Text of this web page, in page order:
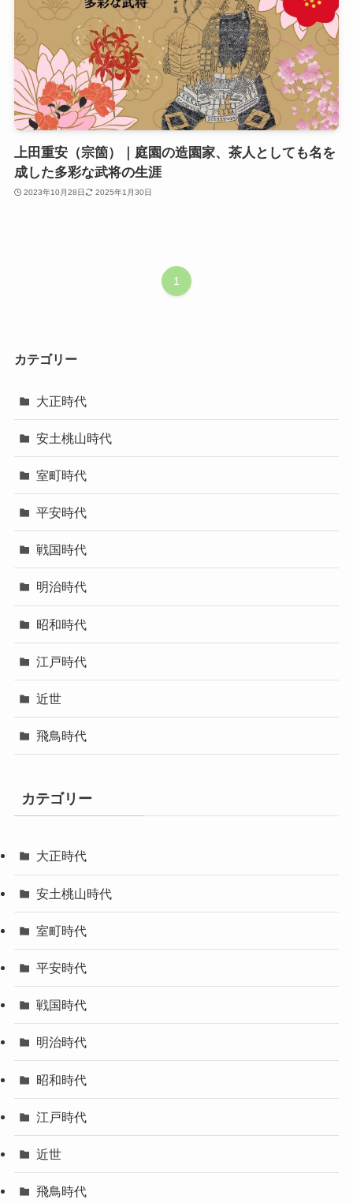
上田重安（宗箇）｜庭園の造園家、茶人としても名を
成した多彩な武将の生涯
2023年10月28日 2025年1月30日
1
カテゴリー
大正時代
安土桃山時代
室町時代
平安時代
戦国時代
明治時代
昭和時代
江戸時代
近世
飛鳥時代
カテゴリー
大正時代
安土桃山時代
室町時代
平安時代
戦国時代
明治時代
昭和時代
江戸時代
近世
飛鳥時代